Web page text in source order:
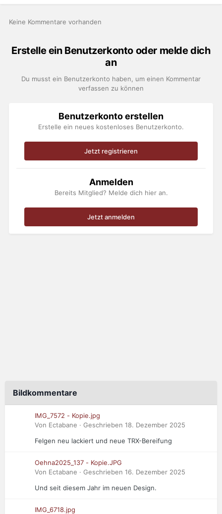
Keine Kommentare vorhanden
Erstelle ein Benutzerkonto oder melde dich
an
Du musst ein Benutzerkonto haben, um einen Kommentar
verfassen zu können
Benutzerkonto erstellen
Erstelle ein neues kostenloses Benutzerkonto.
Jetzt registrieren
Anmelden
Bereits Mitglied? Melde dich hier an.
Jetzt anmelden
Bildkommentare
IMG_7572 - Kopie.jpg
Von Ectabane · Geschrieben 18. Dezember 2025
Felgen neu lackiert und neue TRX-Bereifung
Oehna2025_137 - Kopie.JPG
Von Ectabane · Geschrieben 16. Dezember 2025
Und seit diesem Jahr im neuen Design.
IMG_6718.jpg